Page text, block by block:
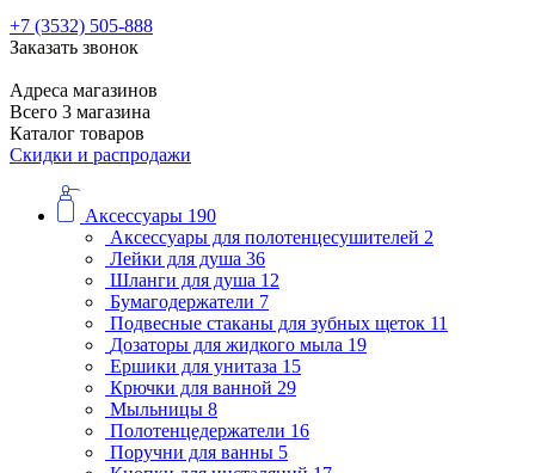
+7 (3532) 505-888
Заказать звонок
Адреса магазинов
Всего 3 магазина
Каталог товаров
Скидки и распродажи
Аксессуары 190
Аксессуары для полотенцесушителей 2
Лейки для душа 36
Шланги для душа 12
Бумагодержатели 7
Подвесные стаканы для зубных щеток 11
Дозаторы для жидкого мыла 19
Ершики для унитаза 15
Крючки для ванной 29
Мыльницы 8
Полотенцедержатели 16
Поручни для ванны 5